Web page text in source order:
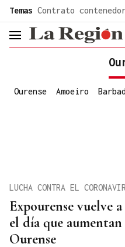
Temas Contrato
header.menu.open
Ourense Amoeiro
Expourense vuelve
el día que
Ourense
LUCHA CONTRA EL